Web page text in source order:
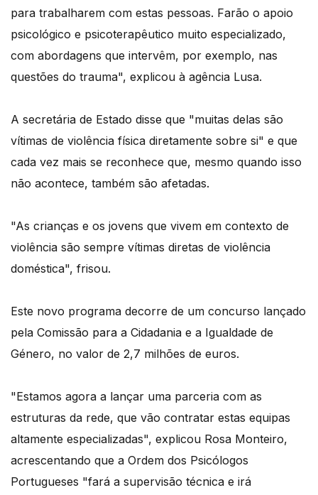
para trabalharem com estas pessoas. Farão o apoio
psicológico e psicoterapêutico muito especializado,
com abordagens que intervêm, por exemplo, nas
questões do trauma", explicou à agência Lusa.
A secretária de Estado disse que "muitas delas são
vítimas de violência física diretamente sobre si" e que
cada vez mais se reconhece que, mesmo quando isso
não acontece, também são afetadas.
"As crianças e os jovens que vivem em contexto de
violência são sempre vítimas diretas de violência
doméstica", frisou.
Este novo programa decorre de um concurso lançado
pela Comissão para a Cidadania e a Igualdade de
Género, no valor de 2,7 milhões de euros.
"Estamos agora a lançar uma parceria com as
estruturas da rede, que vão contratar estas equipas
altamente especializadas", explicou Rosa Monteiro,
acrescentando que a Ordem dos Psicólogos
Portugueses "fará a supervisão técnica e irá